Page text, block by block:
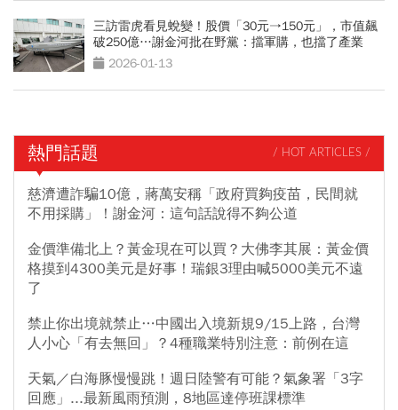
三訪雷虎看見蛻變！股價「30元→150元」，市值飆
破250億…謝金河批在野黨：擋軍購，也擋了產業
2026-01-13
熱門話題 / HOT ARTICLES /
慈濟遭詐騙10億，蔣萬安稱「政府買夠疫苗，民間就
不用採購」！謝金河：這句話說得不夠公道
金價準備北上？黃金現在可以買？大佛李其展：黃金價
格摸到4300美元是好事！瑞銀3理由喊5000美元不遠
了
禁止你出境就禁止…中國出入境新規9/15上路，台灣
人小心「有去無回」？4種職業特別注意：前例在這
天氣／白海豚慢慢跳！週日陸警有可能？氣象署「3字
回應」...最新風雨預測，8地區達停班課標準